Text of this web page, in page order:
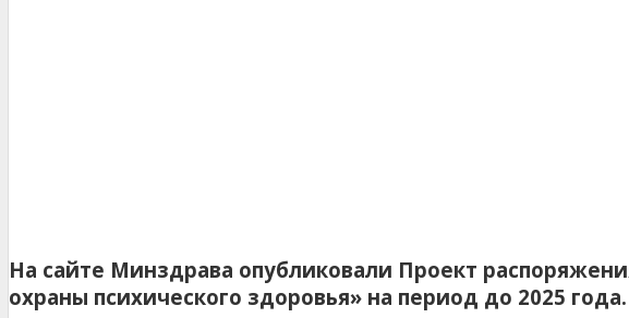
На сайте Минздрава опубликовали Проект
охраны психического здоровья» на период до 2025 года.